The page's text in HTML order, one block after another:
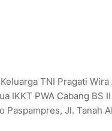
TNI Pragati
IKKT PWA Cabang BS
Jl. Tanah